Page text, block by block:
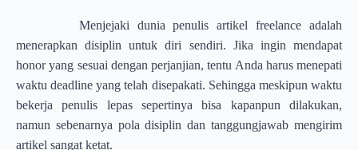
Menjejaki dunia penulis artikel freelance adalah
menerapkan disiplin untuk diri sendiri. Jika ingin mendapat
honor yang sesuai dengan perjanjian, tentu Anda harus menepati
waktu deadline yang telah disepakati. Sehingga meskipun waktu
bekerja penulis lepas sepertinya bisa kapanpun dilakukan,
namun sebenarnya pola disiplin dan tanggungjawab mengirim
artikel sangat ketat.